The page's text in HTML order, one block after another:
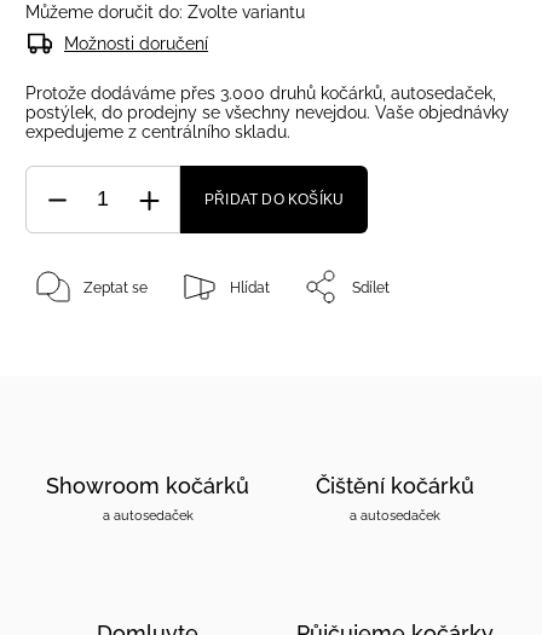
Můžeme doručit do: Zvolte variantu
Možnosti doručení
Protože dodáváme přes 3.000 druhů kočárků, autosedaček,
postýlek, do prodejny se všechny nevejdou. Vaše objednávky
expedujeme z centrálního skladu.
PŘIDAT DO KOŠÍKU
Zeptat se Hlídat Sdílet
Showroom kočárků
a autosedaček
Čištění kočárků
a autosedaček